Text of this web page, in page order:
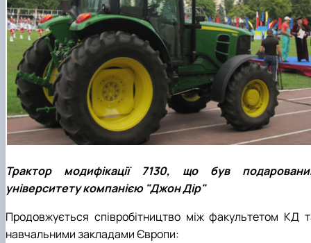
Трактор модифікації 7130, що був
університету компанією "Джон Дір"
Продовжується співробітництво між факультетом КД
навчальними закладами Європи: